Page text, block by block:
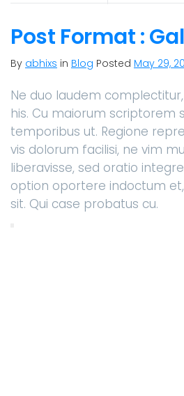
Post Format :
By abhixs in Blog Posted May 29,
Ne duo laudem
his. Cu maiorum scriptorem
temporibus ut. Regione
vis dolorum facilisi, ne vim
liberavisse, sed oratio
option oportere indoctum
sit. Qui case probatus cu.